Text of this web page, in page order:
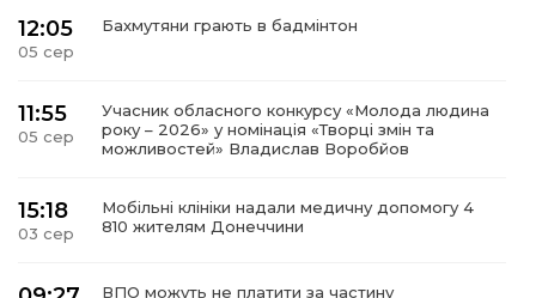
12:05
05 сер
Бахмутяни грають в бадмінтон
11:55
05 сер
Учасник обласного конкурсу «Молода людина
року – 2026» у номінація «Творці змін та
можливостей» Владислав Воробйов
15:18
03 сер
Мобільні клініки надали медичну допомогу 4
810 жителям Донеччини
ВПО можуть не платити за частину